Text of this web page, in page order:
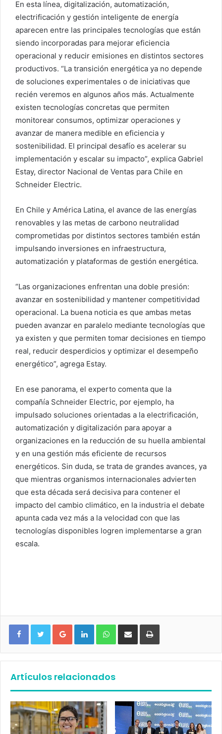
En esta línea, digitalización, automatización,
electrificación y gestión inteligente de energía
aparecen entre las principales tecnologías que están
siendo incorporadas para mejorar eficiencia
operacional y reducir emisiones en distintos sectores
productivos. “La transición energética ya no depende
de soluciones experimentales o de iniciativas que
recién veremos en algunos años más. Actualmente
existen tecnologías concretas que permiten
monitorear consumos, optimizar operaciones y
avanzar de manera medible en eficiencia y
sostenibilidad. El principal desafío es acelerar su
implementación y escalar su impacto”, explica Gabriel
Estay, director Nacional de Ventas para Chile en
Schneider Electric.
En Chile y América Latina, el avance de las energías
renovables y las metas de carbono neutralidad
comprometidas por distintos sectores también están
impulsando inversiones en infraestructura,
automatización y plataformas de gestión energética.
“Las organizaciones enfrentan una doble presión:
avanzar en sostenibilidad y mantener competitividad
operacional. La buena noticia es que ambas metas
pueden avanzar en paralelo mediante tecnologías que
ya existen y que permiten tomar decisiones en tiempo
real, reducir desperdicios y optimizar el desempeño
energético”, agrega Estay.
En ese panorama, el experto comenta que la
compañía Schneider Electric, por ejemplo, ha
impulsado soluciones orientadas a la electrificación,
automatización y digitalización para apoyar a
organizaciones en la reducción de su huella ambiental
y en una gestión más eficiente de recursos
energéticos. Sin duda, se trata de grandes avances, ya
que mientras organismos internacionales advierten
que esta década será decisiva para contener el
impacto del cambio climático, en la industria el debate
apunta cada vez más a la velocidad con que las
tecnologías disponibles logren implementarse a gran
escala.
Google+ LinkedIn WhatsApp
Artículos relacionados